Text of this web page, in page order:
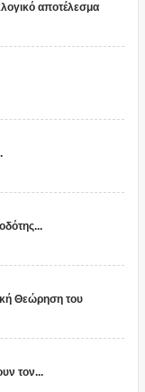
αποτέλεσμα
Θεώρηση του
τον...